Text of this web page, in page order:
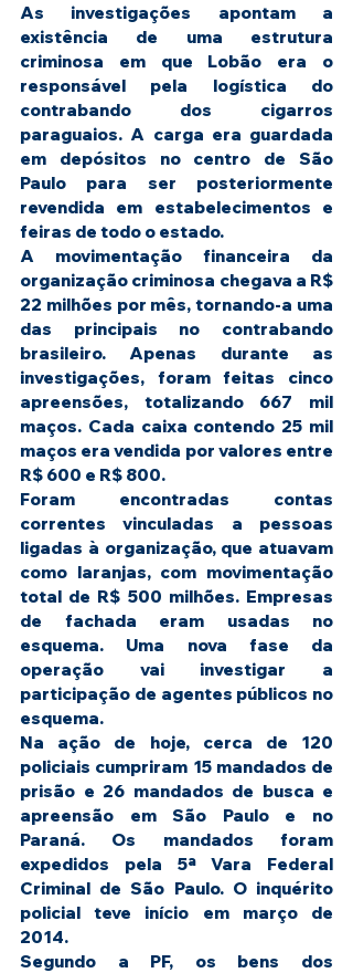
As investigações apontam a
existência de uma estrutura
criminosa em que Lobão era o
responsável pela logística do
contrabando dos cigarros
paraguaios. A carga era guardada
em depósitos no centro de São
Paulo para ser posteriormente
revendida em estabelecimentos e
feiras de todo o estado.
A movimentação financeira da
organização criminosa chegava a R$
22 milhões por mês, tornando-a uma
das principais no contrabando
brasileiro. Apenas durante as
investigações, foram feitas cinco
apreensões, totalizando 667 mil
maços. Cada caixa contendo 25 mil
maços era vendida por valores entre
R$ 600 e R$ 800.
Foram encontradas contas
correntes vinculadas a pessoas
ligadas à organização, que atuavam
como laranjas, com movimentação
total de R$ 500 milhões. Empresas
de fachada eram usadas no
esquema. Uma nova fase da
operação vai investigar a
participação de agentes públicos no
esquema.
Na ação de hoje, cerca de 120
policiais cumpriram 15 mandados de
prisão e 26 mandados de busca e
apreensão em São Paulo e no
Paraná. Os mandados foram
expedidos pela 5ª Vara Federal
Criminal de São Paulo. O inquérito
policial teve início em março de
2014.
Segundo a PF, os bens dos